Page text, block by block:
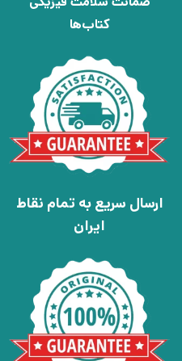
کتاب‌ها
ارسال سریع به تمام نقاط
ایران